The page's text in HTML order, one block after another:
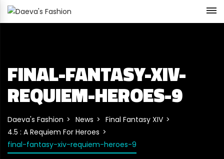
FINAL-FANTASY-XIV-
REQUIEM-HEROES-9
Daeva's Fashion News
Final Fantasy XIV
4.5 : A Requiem For Heroes
final-fantasy-xiv-requiem-heroes-9